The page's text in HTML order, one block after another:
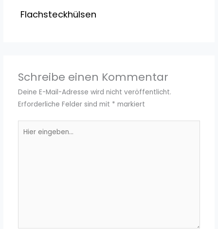
Flachsteckhülsen
Schreibe einen Kommentar
Deine E-Mail-Adresse wird nicht veröffentlicht.
Erforderliche Felder sind mit * markiert
eingeben…